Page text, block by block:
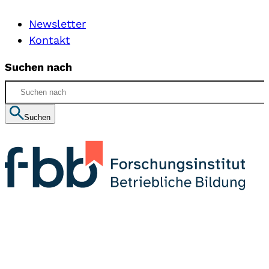
Newsletter
Kontakt
Suchen nach
Suchen